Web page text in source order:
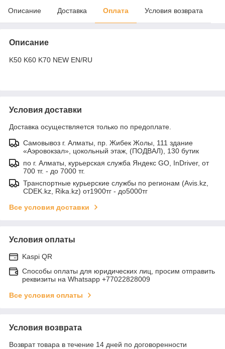
Описание Доставка Оплата Условия возврата
Описание
K50 K60 K70 NEW EN/RU
Условия доставки
Доставка осуществляется только по предоплате.
Самовывоз г. Алматы, пр. Жибек Жолы, 111 здание
«Аэровокзал», цокольный этаж, (ПОДВАЛ), 130 бутик
по г. Алматы, курьерская служба Яндекс GO, InDriver, от
700 тг. - до 7000 тг.
Транспортные курьерские службы по регионам (Avis.kz,
CDEK.kz, Rika.kz) от1900тг - до5000тг
Все условия доставки
Условия оплаты
Kaspi QR
Способы оплаты для юридических лиц, просим отправить
реквизиты на Whatsapp +77022828009
Все условия оплаты
Условия возврата
Возврат товара в течение 14 дней по договоренности